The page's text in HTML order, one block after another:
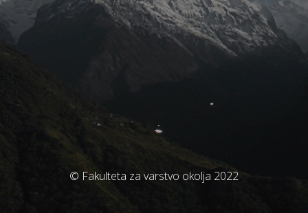
© Fakulteta za varstvo okolja 2022